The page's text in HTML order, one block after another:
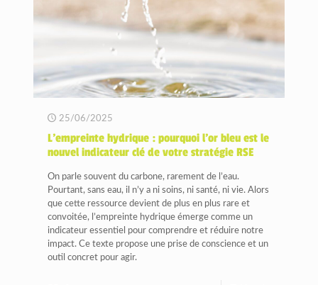
25/06/2025
L’empreinte hydrique : pourquoi l’or bleu est le
nouvel indicateur clé de votre stratégie RSE
On parle souvent du carbone, rarement de l’eau.
Pourtant, sans eau, il n’y a ni soins, ni santé, ni vie. Alors
que cette ressource devient de plus en plus rare et
convoitée, l’empreinte hydrique émerge comme un
indicateur essentiel pour comprendre et réduire notre
impact. Ce texte propose une prise de conscience et un
outil concret pour agir.